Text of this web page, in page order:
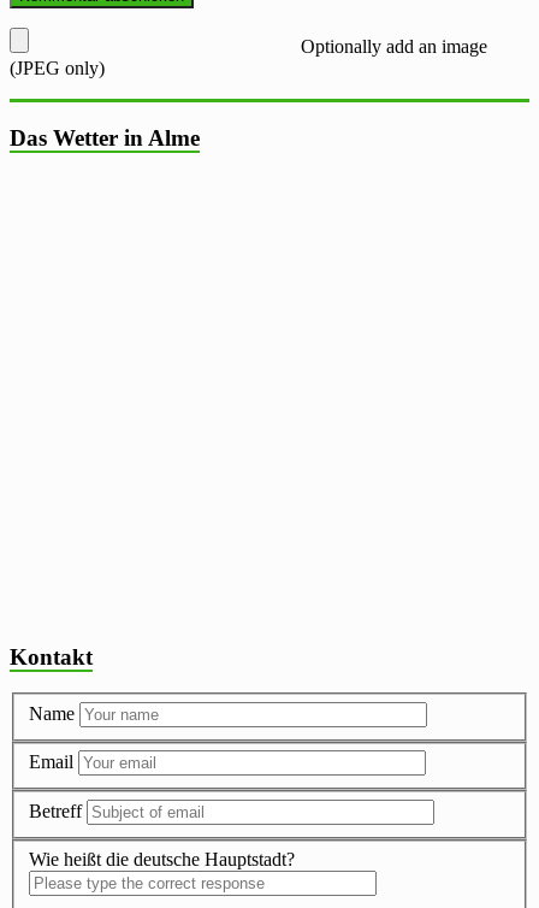
Optionally add an image
(JPEG only)
Das Wetter in Alme
Kontakt
Name
Email
Betreff
Wie heißt die deutsche Hauptstadt?